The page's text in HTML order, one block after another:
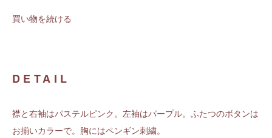
買い物を続ける
DETAIL
襟と右袖はパステルピンク。左袖はパープル。ふたつのボタンは
お揃いカラーで。胸にはペンギン刺繍。